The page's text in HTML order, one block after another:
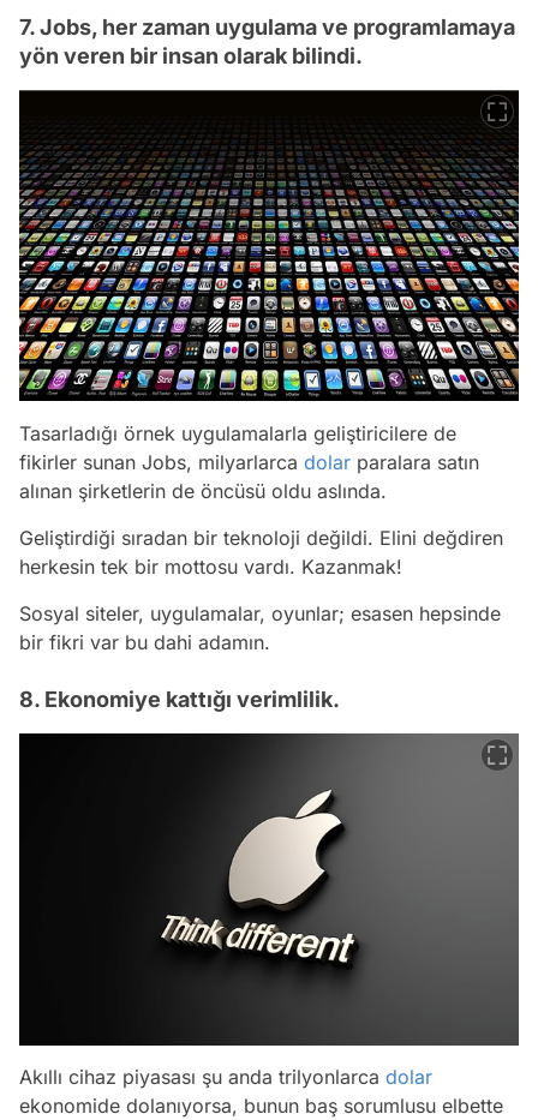
7. Jobs, her zaman uygulama ve programlamaya
yön veren bir insan olarak bilindi.
Tasarladığı örnek uygulamalarla geliştiricilere de
fikirler sunan Jobs, milyarlarca dolar paralara satın
alınan şirketlerin de öncüsü oldu aslında.
Geliştirdiği sıradan bir teknoloji değildi. Elini değdiren
herkesin tek bir mottosu vardı. Kazanmak!
Sosyal siteler, uygulamalar, oyunlar; esasen hepsinde
bir fikri var bu dahi adamın.
8. Ekonomiye kattığı verimlilik.
Akıllı cihaz piyasası şu anda trilyonlarca dolar
ekonomide dolanıyorsa, bunun baş sorumlusu elbette